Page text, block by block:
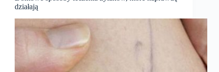
działają